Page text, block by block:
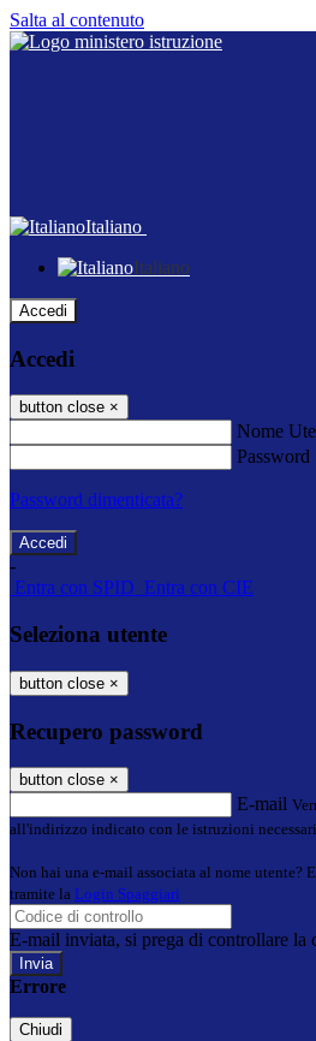
Salta al contenuto
Italiano
Italiano
Accedi
Accedi
button close ×
Nome
Password
Password dimenticata?
-
Entra con SPID Entra con CIE
Seleziona utente
button close ×
Recupero password
button close ×
E-mail
all'indirizzo indicato con le istruzioni
Non hai una e-mail associata al nome utente?
tramite la Login Spaggiari
E-mail inviata, si prega di controllare la
Errore
Chiudi